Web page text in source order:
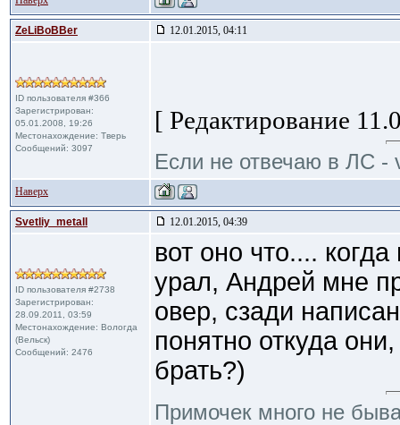
ZeLiBoBBer 12.01.2015, 04:11
ID пользователя #366
Зарегистрирован:
05.01.2008, 19:26
Местонахождение: Тверь
Сообщений: 3097
[ Редактирование
Если не отвечаю в ЛС -
Наверх
Svetliy_metall 12.01.2015, 04:39
ID пользователя #2738
Зарегистрирован:
28.09.2011, 03:59
Местонахождение: Вологда
(Вельск)
Сообщений: 2476
вот оно что....
урал, Андрей мне
овер, сзади
понятно откуда
брать?)
Примочек много не